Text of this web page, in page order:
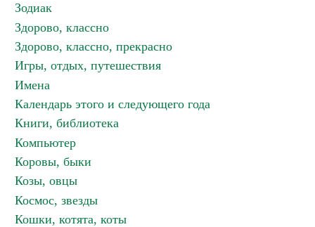
Зодиак
Здорово, классно
Здорово, классно, прекрасно
Игры, отдых, путешествия
Имена
Календарь этого и следующего года
Книги, библиотека
Компьютер
Коровы, быки
Козы, овцы
Космос, звезды
Кошки, котята, коты